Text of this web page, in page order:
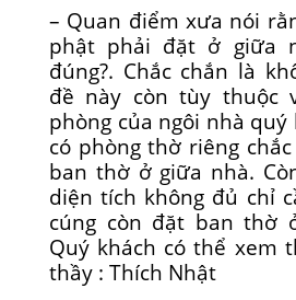
– Quan điểm xưa nói
phật phải đặt ở giữa
đúng?. Chắc chắn là
đề này còn tùy thuộc
phòng của ngôi nhà quý
có phòng thờ riêng
ban thờ ở giữa nhà.
diện tích không đủ chỉ
cúng còn đặt ban thờ
Quý khách có thể xem
thầy : Thích Nhật